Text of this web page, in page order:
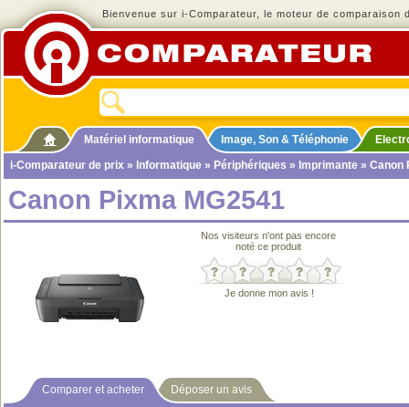
Bienvenue sur i-Comparateur, le moteur de comparaison
Matériel informatique Image, Son & Téléphonie
i-Comparateur de prix » Informatique » Périphériques » Imprimante » Canon
Canon Pixma MG2541
Nos visiteurs n'ont pas encore
noté ce produit
Je donne mon avis !
Comparer et acheter Déposer un avis